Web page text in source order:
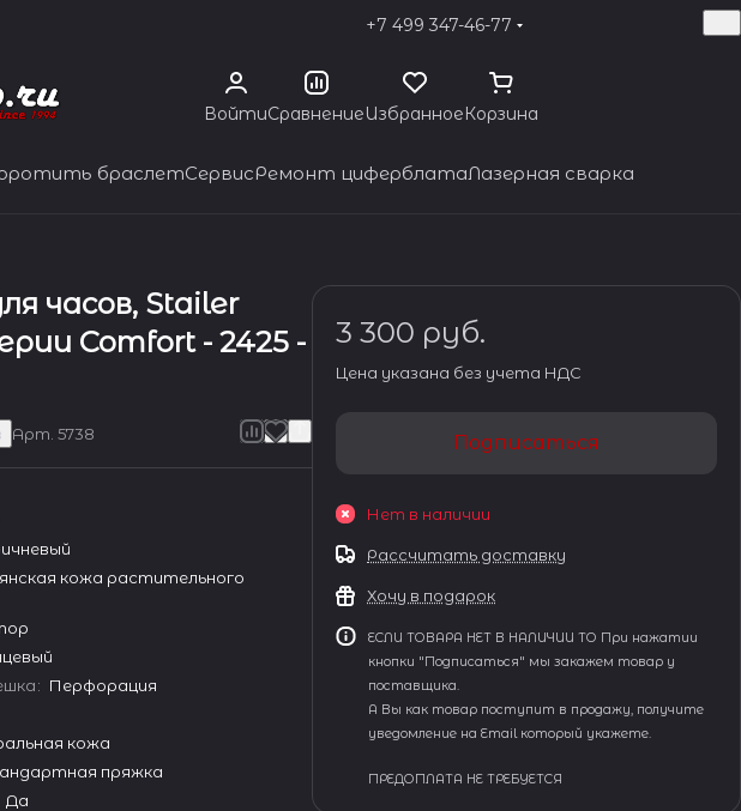
+7 499 347-46-77
ВойтиСравнениеИзбранноеКорзина
браслетСервисРемонт циферблатаЛазерная сварка
часов, Stailer
Comfort - 2425 -
Арт.5738
кожа растительного
: Перфорация
кожа
пряжка
Да
3 300 руб.
Цена указана без учета НДС
Подписаться
Нет в наличии
Рассчитать доставку
Хочу в подарок
ЕСЛИ ТОВАРА НЕТ В НАЛИЧИИ ТО При нажатии
кнопки "Подписаться" мы закажем товар у
поставщика.
А Вы как товар поступит в продажу, получите
уведомление на Email который укажете.
ПРЕДОПЛАТА НЕ ТРЕБУЕТСЯ